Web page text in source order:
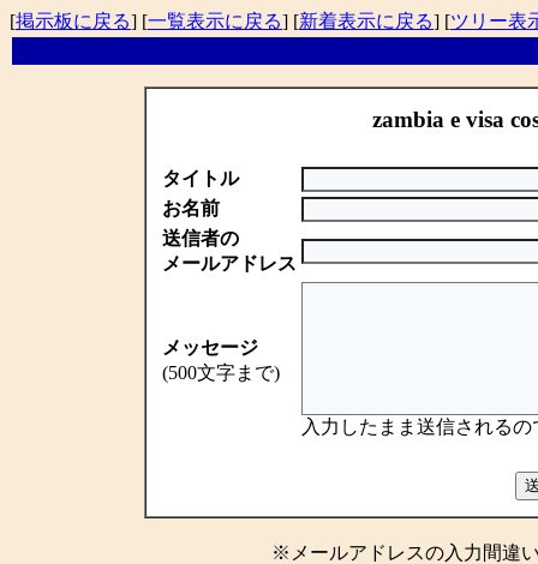
[掲示板に戻る] [一覧表示に戻る] [新着表示に戻る] [ツリー表
zambia e visa
タイトル
お名前
送信者の
メールアドレス
メッセージ
(500文字まで)
入力したまま送信される
※メールアドレスの入力間違